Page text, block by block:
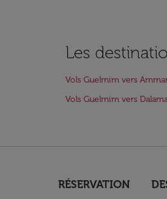
Les
Vols Guelmim vers
Vols Guelmim vers
RÉSERVATION